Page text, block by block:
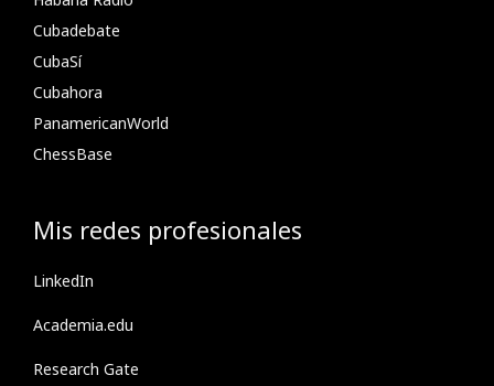
Cubadebate
CubaSí
Cubahora
PanamericanWorld
ChessBase
Mis redes profesionales
LinkedIn
Academia.edu
Research Gate